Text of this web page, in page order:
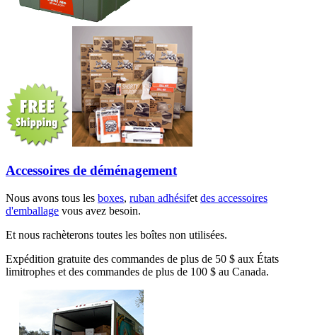
Accessoires de déménagement
Nous avons tous les boxes, ruban adhésifet des accessoires
d'emballage vous avez besoin.
Et nous rachèterons toutes les boîtes non utilisées.
Expédition gratuite des commandes de plus de 50 $ aux États
limitrophes et des commandes de plus de 100 $ au Canada.